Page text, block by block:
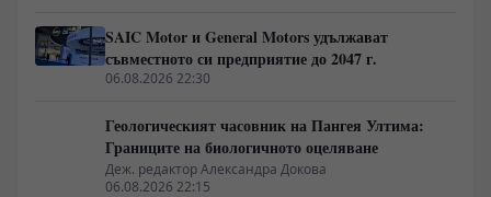
SAIC Motor и General Motors удължават
съвместното си предприятие до 2047 г.
06.08.2026 22:30
Геологическият часовник на Пангея Ултима:
Границите на биологичното оцеляване
Деж. редактор Александра Докова
06.08.2026 22:15